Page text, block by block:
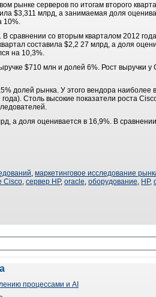
рынке серверов по итогам второго
$3,311 млрд, а занимаемая доля
10%.
сравнении со вторым кварталом 2012
составила $2,2 27 млрд, а доля
на 10,3%.
$710 млн и долей 6%. Рост выручки у
долей рынка. У этого вендора наиболее
Столь высокие показатели роста
а доля оценивается в 16,9%. В
, маркетинговое исследование
Cisco, сервер HP, oracle, оборудование, HP,
процессами и AI